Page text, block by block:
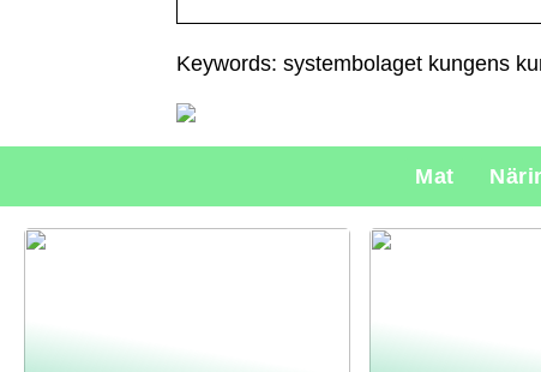
Keywords: systembolaget kungens
Mat